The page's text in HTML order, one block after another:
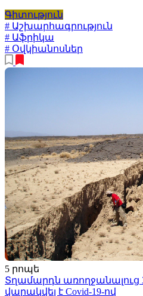
Գիտություն
# Աշխարհագրություն
# Աֆրիկա
# Օվկիանոսներ
5 րոպե
Տղամարդն առողջանալուց
վարակվել է Covid-19-ով